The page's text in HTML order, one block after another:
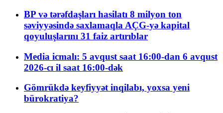
BP və tərəfdaşları hasilatı 8 milyon ton
səviyyəsində saxlamaqla AÇG-yə kapital
qoyuluşlarını 31 faiz artırıblar
Media icmalı: 5 avqust saat 16:00-dan 6 avqust
2026-cı il saat 16:00-dək
Gömrükdə keyfiyyət inqilabı, yoxsa yeni
bürokratiya?